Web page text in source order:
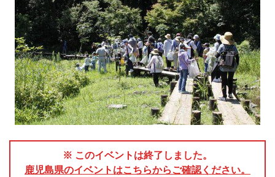
※ このイベントは終了しました。
鹿児島県のイベントはこちらからご確認ください。